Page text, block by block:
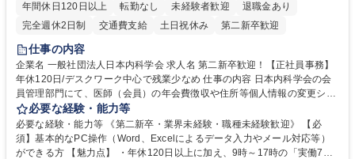
年間休日120日以上
転勤なし 未経験者歓迎
退職金あり
完全週休2日制
交通費支給 土日祝休み 第二新卒歓迎
仕事の内容
企業名 一般社団法人日本内科学会 求人名 第二新卒歓迎！【正社員事務】
年休120日/デスクワーク中心で残業少なめ 仕事の内容 日本内科学会の会
員管理部門にて、医師（会員）の年会費徴収や住所等個人情報の変更シス
テム入力、電話・FAX対応をお任せします。将来的には、各種委員会の運
営事務局業務などにも幅広く携わっていただきます。 【会員管理・データ
入力業務】 ・医師（会員）の住所変更、個人情報のシステム登録・更新
・年会費の徴収管理や入金データの照合確認 【問い合わせ対応】 ・会員
必要な経験・能力等
必要な経験・能力等 《第二新卒・業界未経験・職種未経験歓迎》 【必
須】基本的なPC操作（Word、Excelによるデータ入力やメール対応等）
ができる方 【魅力点】 ・年休120日以上に加え、9時～17時の「実働7時